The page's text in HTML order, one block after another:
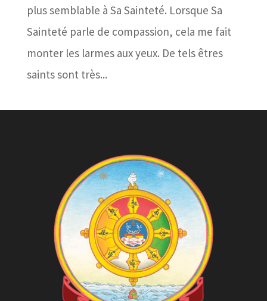
plus semblable à Sa Sainteté. Lorsque Sa
Sainteté parle de compassion, cela me fait
monter les larmes aux yeux. De tels êtres
saints sont très...